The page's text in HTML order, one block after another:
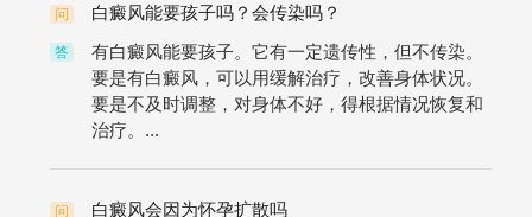
问 白癜风能要孩子吗？会传染吗？
答
有白癜风能要孩子。它有一定遗传性，但不传染。
要是有白癜风，可以用缓解治疗，改善身体状况。
要是不及时调整，对身体不好，得根据情况恢复和
治疗。...
问 白癜风会因为怀孕扩散吗